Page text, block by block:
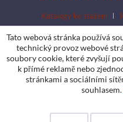
Katalogy ke stažení
Tato webová stránka používá
technický provoz webové
soubory cookie, které zvyšují
k přímé reklamě nebo
stránkami a sociálními
souhlasem.